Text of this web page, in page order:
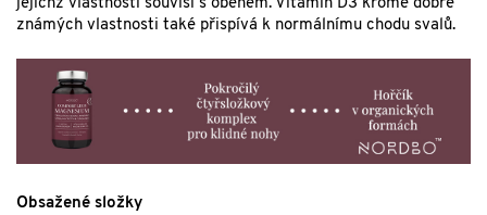
jejichž vlastnosti souvisí s oběhem. Vitamín D3 kromě dobře
známých vlastnosti také přispívá k normálnímu chodu svalů.
Obsažené složky